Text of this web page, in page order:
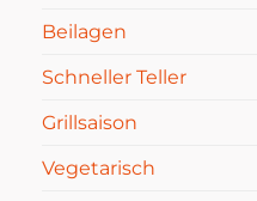
Beilagen
Schneller Teller
Grillsaison
Vegetarisch